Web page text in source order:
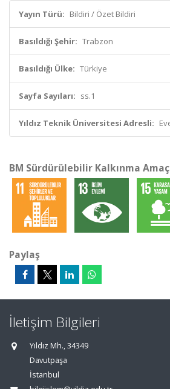
Yayın Türü: Bildiri / Özet Bildiri
Basıldığı Şehir: Trabzon
Basıldığı Ülke: Türkiye
Sayfa Sayıları: ss.1
Yıldız Teknik Üniversitesi Adresli:
BM Sürdürülebilir Kalkınma
Paylaş
İletişim Bilgileri
Yıldız Mh., 34349
Davutpaşa
İstanbul